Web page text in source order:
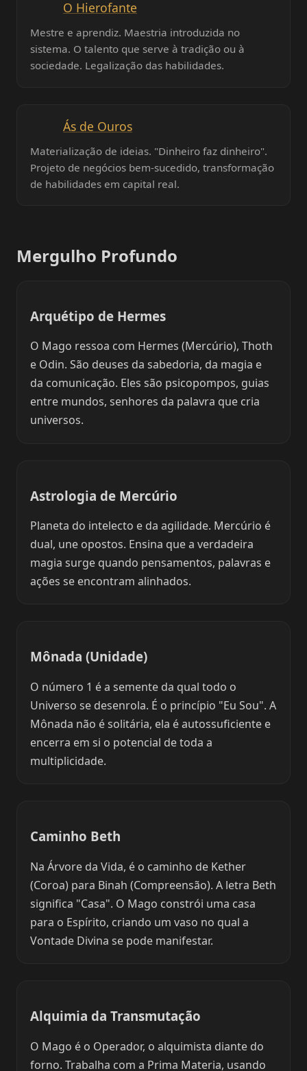
O Hierofante
Mestre e aprendiz. Maestria introduzida no
sistema. O talento que serve à tradição ou à
sociedade. Legalização das habilidades.
Ás de Ouros
Materialização de ideias. "Dinheiro faz dinheiro".
Projeto de negócios bem-sucedido, transformação
de habilidades em capital real.
Mergulho Profundo
Arquétipo de Hermes
O Mago ressoa com Hermes (Mercúrio), Thoth
e Odin. São deuses da sabedoria, da magia e
da comunicação. Eles são psicopompos, guias
entre mundos, senhores da palavra que cria
universos.
Astrologia de Mercúrio
Planeta do intelecto e da agilidade. Mercúrio é
dual, une opostos. Ensina que a verdadeira
magia surge quando pensamentos, palavras e
ações se encontram alinhados.
Mônada (Unidade)
O número 1 é a semente da qual todo o
Universo se desenrola. É o princípio "Eu Sou". A
Mônada não é solitária, ela é autossuficiente e
encerra em si o potencial de toda a
multiplicidade.
Caminho Beth
Na Árvore da Vida, é o caminho de Kether
(Coroa) para Binah (Compreensão). A letra Beth
significa "Casa". O Mago constrói uma casa
para o Espírito, criando um vaso no qual a
Vontade Divina se pode manifestar.
Alquimia da Transmutação
O Mago é o Operador, o alquimista diante do
forno. Trabalha com a Prima Materia, usando